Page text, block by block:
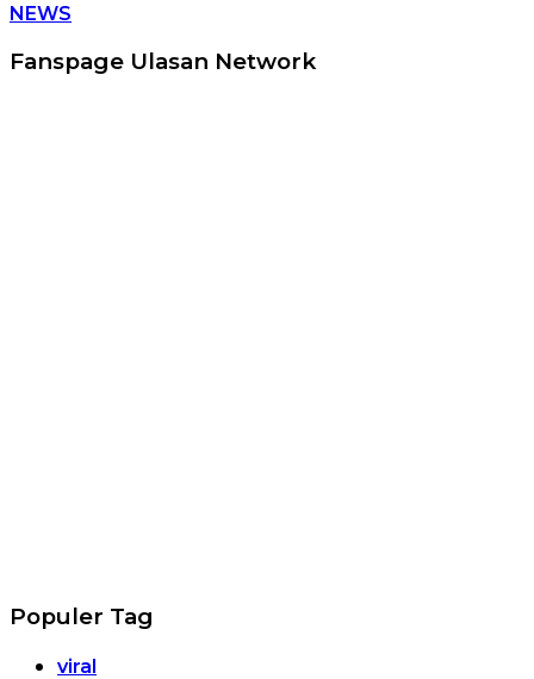
NEWS
Fanspage Ulasan Network
Populer Tag
viral